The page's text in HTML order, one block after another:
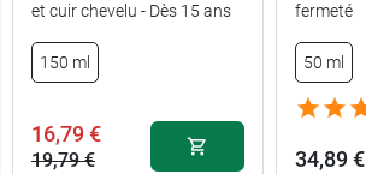
et cuir chevelu - Dès 15 ans
150 ml
16,79 €
19,79 €
fermeté
50 ml
34,89 €